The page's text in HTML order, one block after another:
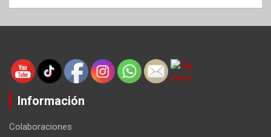
Información
Colaboraciones